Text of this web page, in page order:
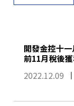
開發金控十
前11月稅後
2022.12.09